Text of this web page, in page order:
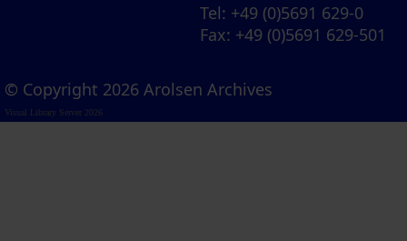
Tel: +49 (0)5691 629-0
Fax: +49 (0)5691 629-501
© Copyright 2026 Arolsen Archives
Visual Library Server 2026